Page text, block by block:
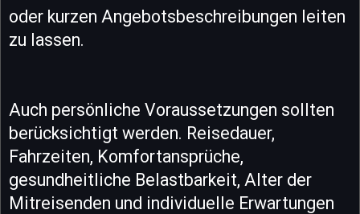
oder kurzen Angebotsbeschreibungen leiten
zu lassen.
Auch persönliche Voraussetzungen sollten
berücksichtigt werden. Reisedauer,
Fahrzeiten, Komfortansprüche,
gesundheitliche Belastbarkeit, Alter der
Mitreisenden und individuelle Erwartungen